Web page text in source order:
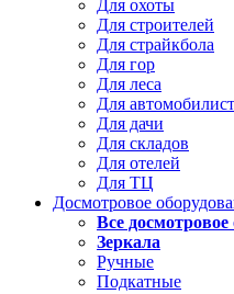
Для охоты
Для строителей
Для страйкбола
Для гор
Для леса
Для
Для дачи
Для складов
Для отелей
Для ТЦ
Досмотровое
Все досмотровое
Зеркала
Ручные
Подкатные